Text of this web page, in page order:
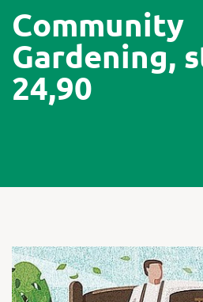
Community
Gardening,
24,90